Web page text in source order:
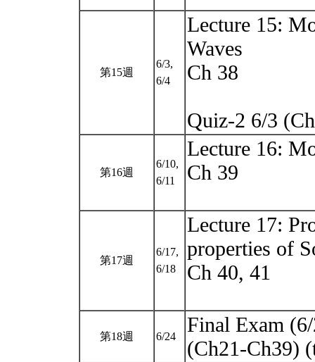
第15週
6/3,
6/4
Lecture 15:
Waves
Ch 38
Quiz-2 6/3
第16週
6/10,
6/11
Lecture 16:
Ch 39
第17週
6/17,
6/18
Lecture 17:
properties of
Ch 40, 41
第18週 6/24
Final Exam
(Ch21-Ch39)